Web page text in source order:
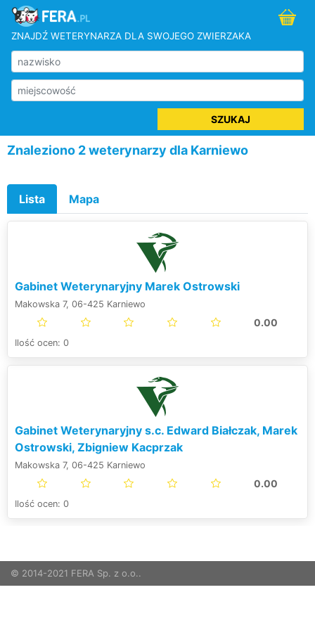
ZNAJDŹ WETERYNARZA DLA SWOJEGO ZWIERZAKA
SZUKAJ
Znaleziono 2 weterynarzy dla Karniewo
Lista Mapa
Gabinet Weterynaryjny Marek Ostrowski
Makowska 7, 06-425 Karniewo
0.00
Ilość ocen: 0
Gabinet Weterynaryjny s.c. Edward Białczak, Marek
Ostrowski, Zbigniew Kacprzak
Makowska 7, 06-425 Karniewo
0.00
Ilość ocen: 0
© 2014-2021 FERA Sp. z o.o..